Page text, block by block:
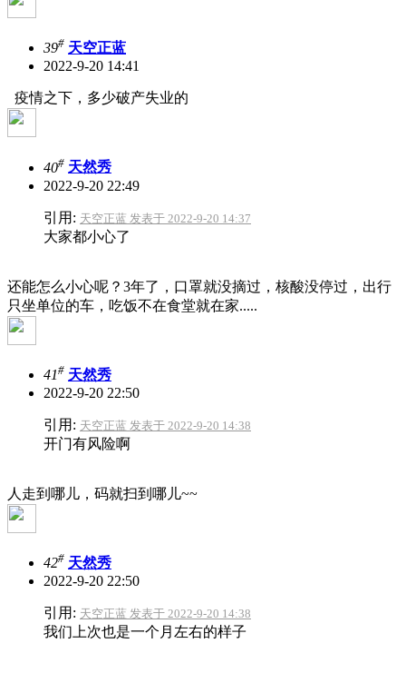
39# 天空正蓝
2022-9-20 14:41
疫情之下，多少破产失业的
40# 天然秀
2022-9-20 22:49
引用: 天空正蓝 发表于 2022-9-20 14:37
大家都小心了
还能怎么小心呢？3年了，口罩就没摘过，核酸没停过，出行
只坐单位的车，吃饭不在食堂就在家.....
41# 天然秀
2022-9-20 22:50
引用: 天空正蓝 发表于 2022-9-20 14:38
开门有风险啊
人走到哪儿，码就扫到哪儿~~
42# 天然秀
2022-9-20 22:50
引用: 天空正蓝 发表于 2022-9-20 14:38
我们上次也是一个月左右的样子